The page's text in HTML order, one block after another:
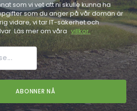
som vi vet att ni skulle kunna ha
som du anger på vår domän är
vidare, vi tar IT-säkerhet och
Läs mer om våra villkor.